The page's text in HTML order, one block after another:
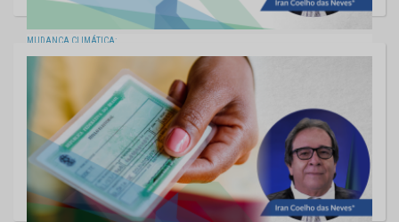
MUDANÇA CLIMÁTICA:
RELEVÂNCIA DOS ÓRGÃOS DE CONTROLE
11/11/2022